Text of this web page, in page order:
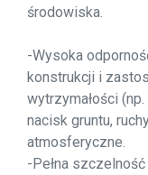
środowiska.
-Wysoka
konstrukcji i
wytrzymałości
nacisk gruntu,
atmosferyczne.
-Pełna